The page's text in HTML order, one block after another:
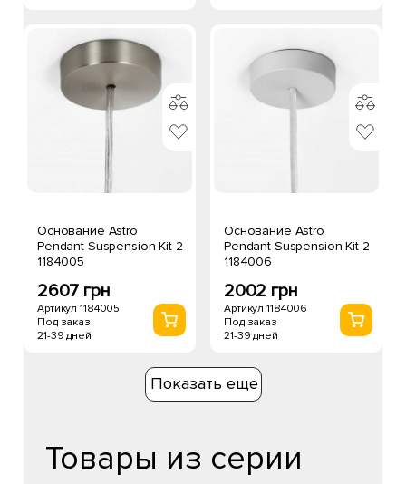
Основание Astro
Pendant Suspension Kit 2
1184005
2607 грн
Артикул 1184005
Под заказ
21-39 дней
Основание Astro
Pendant Suspension Kit 2
1184006
2002 грн
Артикул 1184006
Под заказ
21-39 дней
Показать еще
Товары из серии